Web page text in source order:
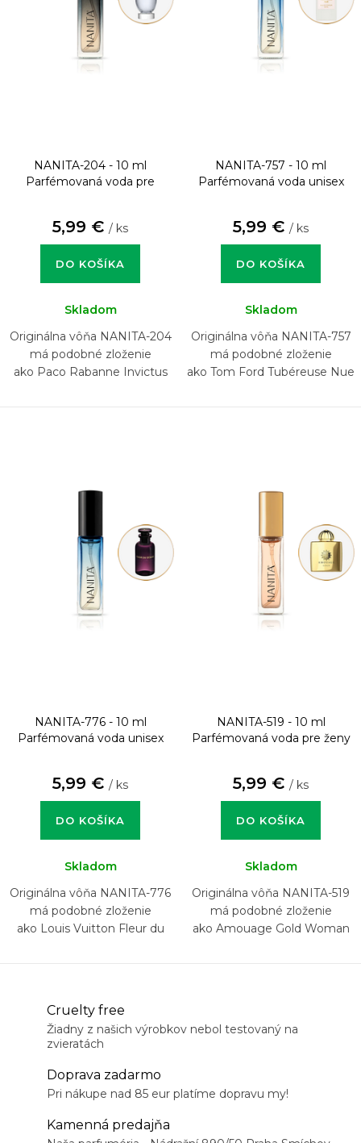
NANITA-204 - 10 ml
Parfémovaná voda pre
5,99 € / ks
DO KOŠÍKA
Skladom
Originálna vôňa NANITA-204
má podobné zloženie
ako Paco Rabanne Invictus
NANITA-757 - 10 ml
Parfémovaná voda unisex
5,99 € / ks
DO KOŠÍKA
Skladom
Originálna vôňa NANITA-757
má podobné zloženie
ako Tom Ford Tubéreuse Nue
NANITA-776 - 10 ml
Parfémovaná voda unisex
5,99 € / ks
DO KOŠÍKA
Skladom
Originálna vôňa NANITA-776
má podobné zloženie
ako Louis Vuitton Fleur du
NANITA-519 - 10 ml
Parfémovaná voda pre ženy
5,99 € / ks
DO KOŠÍKA
Skladom
Originálna vôňa NANITA-519
má podobné zloženie
ako Amouage Gold Woman
Cruelty free
Žiadny z našich výrobkov nebol testovaný na
zvieratách
Doprava zadarmo
Pri nákupe nad 85 eur platíme dopravu my!
Kamenná predajňa